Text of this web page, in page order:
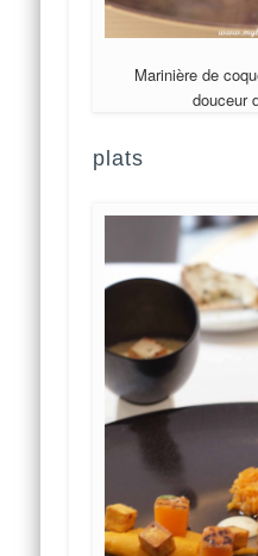
Marinière de
douceur
plats